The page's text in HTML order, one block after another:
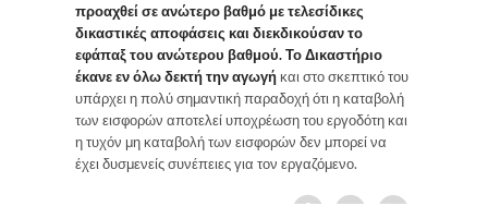
προαχθεί σε ανώτερο βαθμό με τελεσίδικες
δικαστικές αποφάσεις και διεκδικούσαν το
εφάπαξ του ανώτερου βαθμού. Το Δικαστήριο
έκανε εν όλω δεκτή την αγωγή και στο σκεπτικό του
υπάρχει η πολύ σημαντική παραδοχή ότι η καταβολή
των εισφορών αποτελεί υποχρέωση του εργοδότη και
η τυχόν μη καταβολή των εισφορών δεν μπορεί να
έχει δυσμενείς συνέπειες για τον εργαζόμενο.